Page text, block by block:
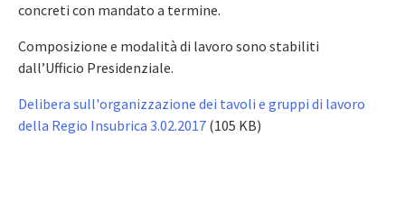
concreti con mandato a termine.
Composizione e modalità di lavoro sono stabiliti
dall’Ufficio Presidenziale.
Delibera sull'organizzazione dei tavoli e gruppi di lavoro
della Regio Insubrica 3.02.2017 (105 KB)